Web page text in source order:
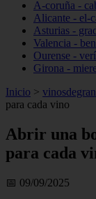
A-coruña -
Alicante - el-
Asturias -
Valencia -
Ourense -
Girona -
Inicio >
para cada vino
Abrir una
para cada
📅 09/09/2025